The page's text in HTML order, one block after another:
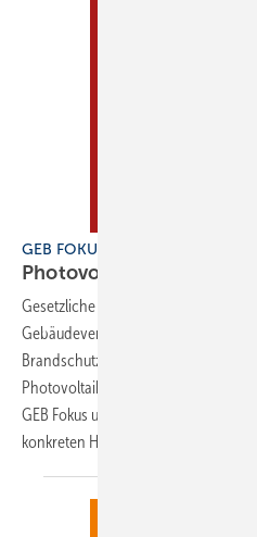
GEB FOKUS Photovoltaik
Photovoltaik
Gesetzliche Vorgaben wie
Gebäudeversorgung, Anforderungen
Brandschutz und Batteriesicherheit:
Photovoltaikanlagen gibt es
GEB Fokus unterstützt Sie mit
konkreten Handlungsempfehlungen